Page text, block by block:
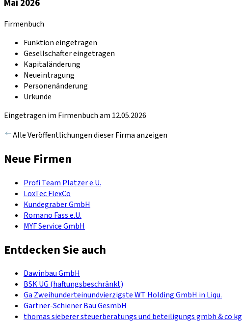
Mai 2026
Firmenbuch
Funktion eingetragen
Gesellschafter eingetragen
Kapitaländerung
Neueintragung
Personenänderung
Urkunde
Eingetragen im Firmenbuch am 12.05.2026
Alle Veröffentlichungen dieser Firma anzeigen
Neue Firmen
Profi Team Platzer e.U.
LoxTec FlexCo
Kundegraber GmbH
Romano Fass e.U.
MYF Service GmbH
Entdecken Sie auch
Dawinbau GmbH
BSK UG (haftungsbeschränkt)
Ga Zweihunderteinundvierzigste WT Holding GmbH in Liqu.
Gartner-Schiener Bau GesmbH
thomas sieberer steuerberatungs und beteiligungs gmbh & co kg